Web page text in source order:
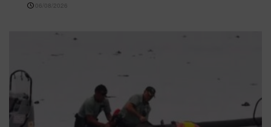
06/08/2026